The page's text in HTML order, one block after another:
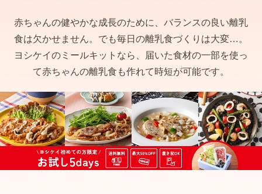
赤ちゃんの健やかな成長のために、バランスの良い離乳
食は欠かせません。でも毎日の離乳食づくりは大変…。
ヨシケイのミールキットなら、届いた食材の一部を使っ
て赤ちゃんの離乳食も作れて時短が可能です。